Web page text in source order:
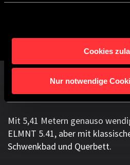
Cookies
Nur notwendige
CROSSCAMP ELMNT
DER CROSSCAMP
Mit 5,41 Metern genauso
ELMNT 5.41, aber mit
Schwenkbad und Querbett.